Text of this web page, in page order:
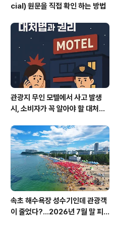
cial) 원문을 직접 확인 하는 방법
관광지 무인 모텔에서 사고 발생
시, 소비자가 꼭 알아야 할 대처법
속초 해수욕장 성수기인데 관광객
이 줄었다?…2026년 7월 말 피